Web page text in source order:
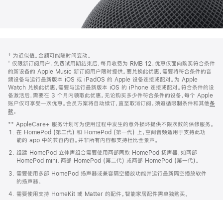
页
页
脚
注
‡ 为近似值。金额可能随时间变动。
⁺ 仅限新订阅用户。免费试用期结束后，每月收费为 RMB 12。优惠仅面向购买符合条件
的新设备的 Apple Music 新订阅用户限时提供。要兑换此优惠，需要将符合条件的音
频设备与运行最新版本 iOS 或 iPadOS 的 Apple 设备连接或配对。为 Apple
Watch 兑换此优惠，需要与运行最新版本 iOS 的 iPhone 连接或配对。符合条件的设
备激活后，需要在 3 个月内领取此优惠。无论购买多少件符合条件的设备，每个 Apple
账户仅可享受一次优惠。会员方案将自动续订，直至取消订阅。须遵循限制条件和其他条
款。
窗
口
中
打
开)
** AppleCare+ 服务计划可为使用过程中发生的意外损坏提供不限次数的保修服务。
在 HomePod (第二代) 和 HomePod (第一代) 上，空间音频适用于支持此功
能的 app 中的兼容内容。并非所有内容都支持杜比全景声。
组建 HomePod 立体声组合需要使用两部同款 HomePod 扬声器，如两部
HomePod mini、两部 HomePod (第二代) 或两部 HomePod (第一代)。
需要使用多部 HomePod 扬声器或兼容隔空播放功能并运行最新隔空播放软件
的扬声器。
需要使用支持 HomeKit 或 Matter 的配件。智能家居配件需单独购买。